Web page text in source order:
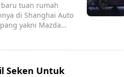
tuan rumah
di Shanghai Auto
yakni Mazda
yang spesial. Ini
Seken Untuk